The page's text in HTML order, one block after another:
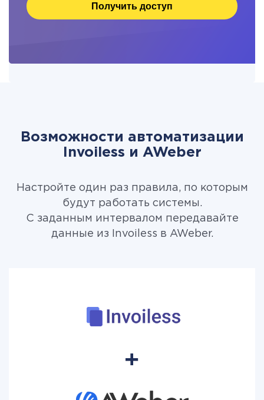
Получить доступ
Возможности автоматизации
Invoiless и AWeber
Настройте один раз правила, по которым
будут работать системы.
С заданным интервалом передавайте
данные из Invoiless в AWeber.